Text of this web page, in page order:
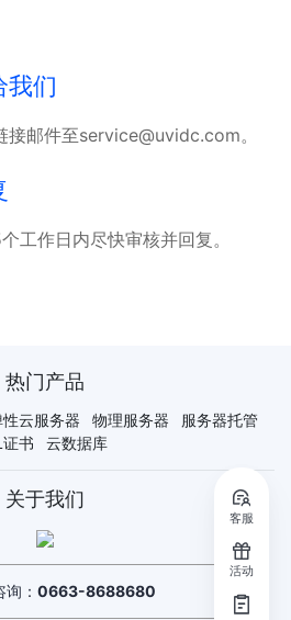
我们
接邮件至service@uvidc.com。
工作日内尽快审核并回复。
热门产品
性云服务器 物理服务器
服务器托管
证书
云数据库
关于我们
： 0663-8688680
客服
活动